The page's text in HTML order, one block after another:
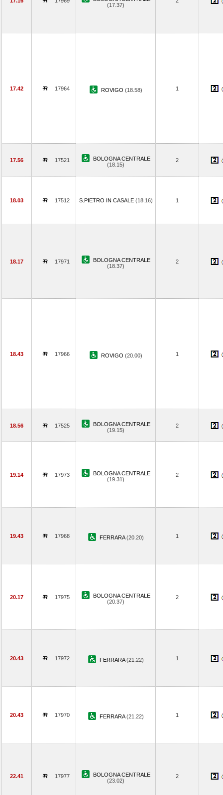
(17.37)
17.42 17964 ROVIGO (18.58) 1
17.56 17521
BOLOGNA CENTRALE
(18.15)
2
18.03 17512 S.PIETRO IN CASALE (18.16) 1
18.17 17971
BOLOGNA CENTRALE
(18.37)
2
18.43 17966 ROVIGO (20.00) 1
18.56 17525
BOLOGNA CENTRALE
(19.15)
2
19.14 17973
BOLOGNA CENTRALE
(19.31)
2
19.43 17968 FERRARA(20.20) 1
20.17 17975
BOLOGNA CENTRALE
(20.37)
2
20.43 17972 FERRARA(21.22) 1
20.43 17970 FERRARA(21.22) 1
22.41 17977
BOLOGNA CENTRALE
(23.02)
2